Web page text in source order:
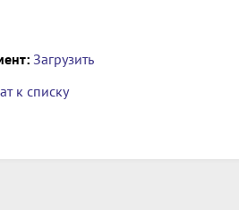
Загрузить
к списку